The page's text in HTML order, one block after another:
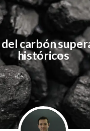
carbón
históricos